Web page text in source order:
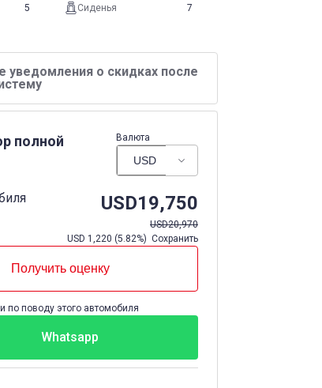
уведомления о скидках после
полной
Валюта
USD19,750
USD20,970
USD 1,220 (5.82%) Сохранить
Получить оценку
по поводу этого автомобиля
Whatsapp
5 Сиденья 7